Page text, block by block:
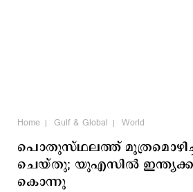
Home Gulf & Global World
പൊതുസ്ഥലത്ത്
ചെയ്തു; യുഎസില്‍
കൊന്നു